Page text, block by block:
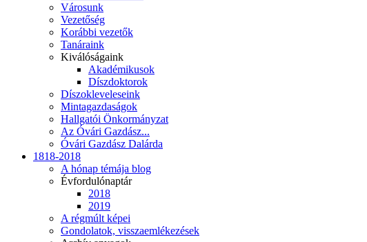
Városunk
Vezetőség
Korábbi vezetők
Tanáraink
Kiválóságaink
Akadémikusok
Díszdoktorok
Díszokleveleseink
Mintagazdaságok
Hallgatói Önkormányzat
Az Óvári Gazdász...
Óvári Gazdász Dalárda
1818-2018
A hónap témája blog
Évfordulónaptár
2018
2019
A régmúlt képei
Gondolatok, visszaemlékezések